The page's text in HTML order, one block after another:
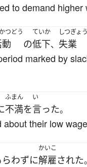
to demand higher
つどう
の
ていか
低下、
しつぎょう
失業
marked by
ふまん
不満を
い
言った。
their low
らわずに
かいこ
解雇された。